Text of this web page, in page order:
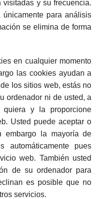
y su frecuencia.
únicamente para análisis
se elimina de forma
en cualquier momento
las cookies ayudan a
los sitios web, estás no
ordenador ni de usted, a
y la proporcione
Usted puede aceptar o
embargo la mayoría de
automáticamente pues
web. También usted
de su ordenador para
es posible que no
servicios.